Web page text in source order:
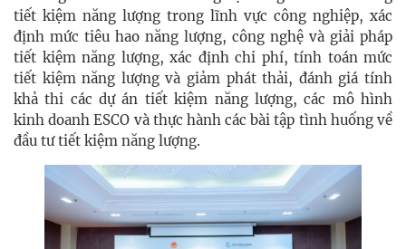
tiết kiệm năng lượng trong lĩnh vực công nghiệp, xác
định mức tiêu hao năng lượng, công nghệ và giải pháp
tiết kiệm năng lượng, xác định chi phí, tính toán mức
tiết kiệm năng lượng và giảm phát thải, đánh giá tính
khả thi các dự án tiết kiệm năng lượng, các mô hình
kinh doanh ESCO và thực hành các bài tập tình huống về
đầu tư tiết kiệm năng lượng.